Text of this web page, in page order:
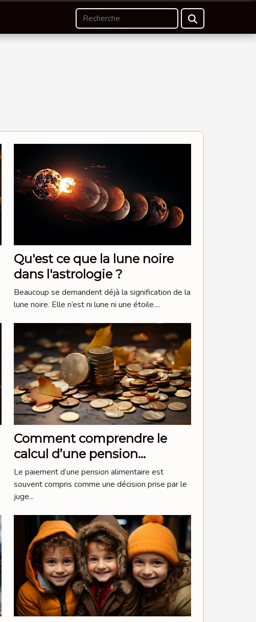
Qu'est ce que la lune noire
dans l'astrologie ?
Beaucoup se demandent déjà la signification de la
lune noire. Elle n’est ni lune ni une étoile....
Comment comprendre le
calcul d’une pension
alimentaire
Le paiement d’une pension alimentaire est
souvent compris comme une décision prise par le
juge...